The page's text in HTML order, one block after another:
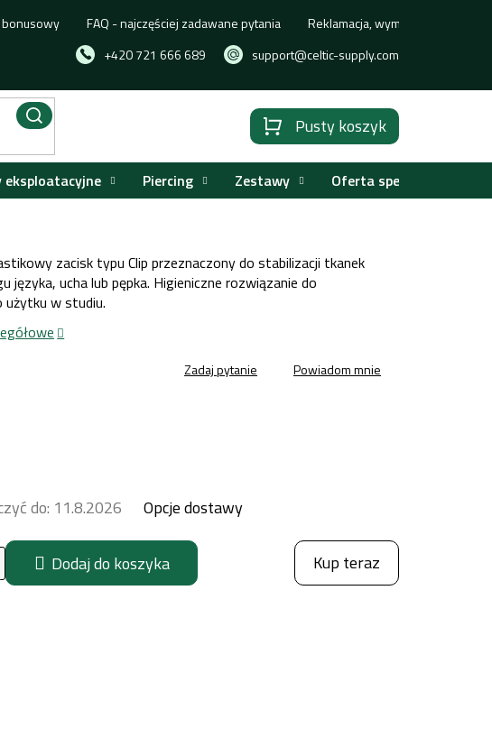
+420 721 666 689 support@celtic-supply.com
FAQ - najczęściej zadawane pytania Reklamacja, wymiana lub zwrot
KoszykPusty koszyk
eksploatacyjne Piercing Zestawy Oferta specjalna
do: 11.8.2026 Opcje dostawy
Dodaj do koszyka Kup teraz
zacisk typu Clip przeznaczony do stabilizacji tkanek
języka, ucha lub pępka. Higieniczne rozwiązanie do
użytku w studiu.
Zadaj pytanie Powiadom mnie